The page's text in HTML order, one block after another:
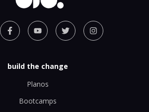
build the change
Planos
Bootcamps